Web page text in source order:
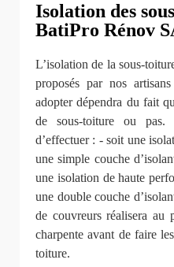
Isolation des
BatiPro Rénov
L’isolation de la sous-
proposés par nos
adopter dépendra du fait
de sous-toiture ou pas.
d’effectuer : - soit une
une simple couche
une isolation de haute
une double couche
de couvreurs réalisera au
charpente avant de faire
toiture.